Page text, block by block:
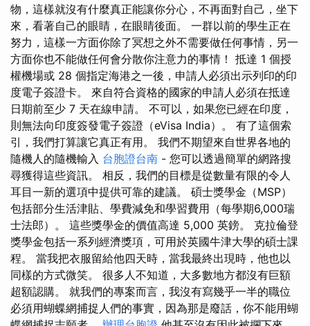
物，這樣就沒有什麼真正能讓你分心，不再面對自己，坐下
來，看著自己的眼睛，在眼睛後面。 一群以前的學生正在
努力，這樣一方面你除了冥想之外不需要做任何事情，另一
方面你也不能做任何會分散你注意力的事情！ 抵達 1 個授
權機場或 28 個指定海港之一後，申請人必須出示列印的印
度電子簽證卡。 來自符合資格的國家的申請人必須在抵達
日期前至少 7 天在線申請。 不可以，如果您已經在印度，
則無法向印度簽發電子簽證（eVisa India）。 有了這個索
引，我們打算讓它真正有用。 我們不期望來自世界各地的
隨機人的隨機輸入 台胞證台南 - 您可以透過簡單的網路搜
尋獲得這些資訊。 相反，我們的目標是從數量有限的令人
耳目一新的選項中提供可靠的建議。 碩士獎學金（MSP）
包括部分生活津貼、學費減免和學習費用（每學期6,000瑞
士法郎）。 這些獎學金的價值高達 5,000 英鎊。 克拉倫登
獎學金包括一系列經濟獎項，可用於英國牛津大學的碩士課
程。 當我把衣服留給他四天時，當我最終出現時，他也以
同樣的方式微笑。 很多人不知道，大多數地方都沒有巨額
超額認購。 就我們的專案而言，我沒有寫幾乎一半的職位
必須用蝴蝶網捕捉人們的事實，因為那是廢話，你不能用蝴